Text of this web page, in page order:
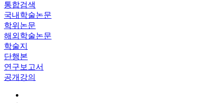
통합검색
국내학술논문
학위논문
해외학술논문
학술지
단행본
연구보고서
공개강의